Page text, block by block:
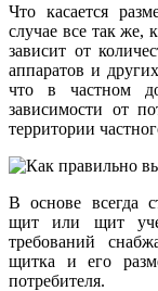
Что касается
случае все так же,
зависит от
аппаратов и
что в частном
зависимости от
территории
В основе всегда
щит или щит
требований
щитка и его
потребителя.